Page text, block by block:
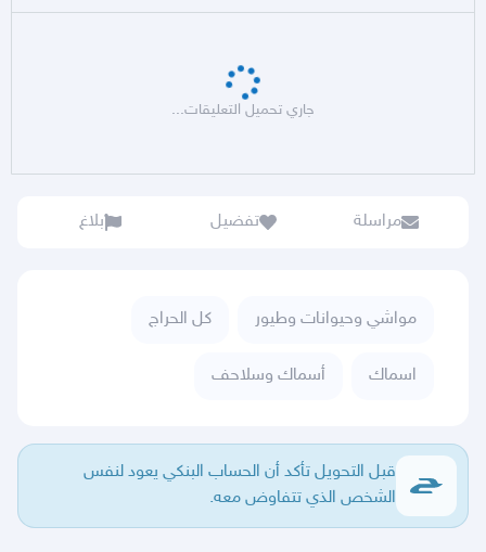
جاري تحميل التعليقات...
مراسلة تفضيل بلاغ
مواشي وحيوانات وطيور كل الحراج
اسماك أسماك وسلاحف
قبل التحويل تأكد أن الحساب البنكي يعود لنفس
الشخص الذي تتفاوض معه.